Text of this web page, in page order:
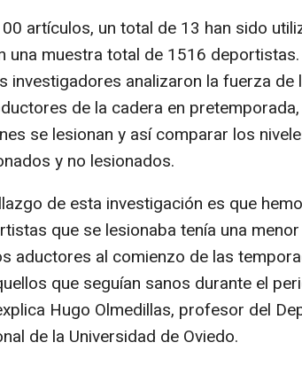
artículos, un total de 13 han sido
una muestra total de 1516
investigadores analizaron la fuerza de
de la cadera en
se lesionan y así comparar los
y no lesionados.
de esta investigación es que
que se lesionaba tenía una
aductores al comienzo de las
que seguían sanos durante el
Hugo Olmedillas, profesor del
de la Universidad de Oviedo.